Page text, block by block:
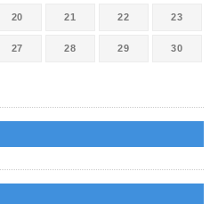
20 21 22 23
27 28 29 30